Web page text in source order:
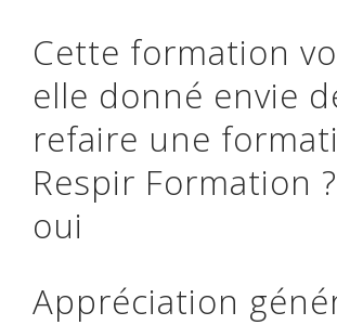
Cette formation
elle donné envie
refaire une
Respir Formation
oui
Appréciation